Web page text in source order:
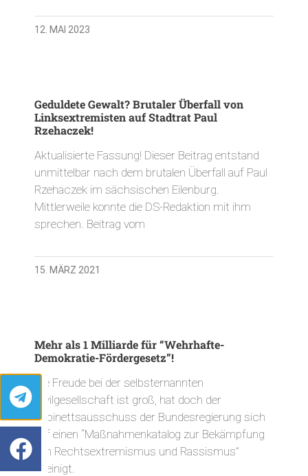
12. MAI 2023
Geduldete Gewalt? Brutaler Überfall von
Linksextremisten auf Stadtrat Paul
Rzehaczek!
Aktualisierte Fassung! Dieser Beitrag entstand
unmittelbar nach dem brutalen Überfall auf Paul
Rzehaczek im sächsischen Eilenburg.
Mittlerweile konnte die DS-Redaktion mit ihm
sprechen. Beitrag vom
15. MÄRZ 2021
Mehr als 1 Milliarde für “Wehrhafte-
Demokratie-Fördergesetz”!
Die Freude bei der selbsternannten
Zivilgesellschaft ist groß, hat doch der
Kabinettsausschuss der Bundesregierung sich
auf einen “Maßnahmenkatalog zur Bekämpfung
von Rechtsextremismus und Rassismus”
geeinigt.